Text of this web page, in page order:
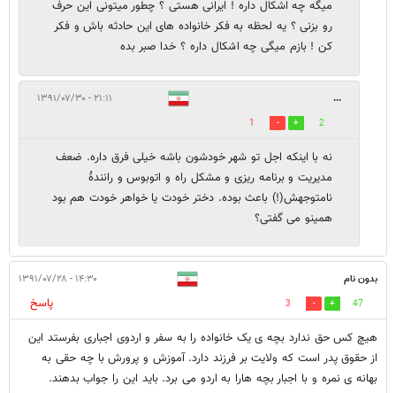
میگه چه اشکال داره ! ایرانی هستی ؟ چطور میتونی این حرف
رو بزنی ؟ یه لحظه به فکر خانواده های این حادثه باش و فکر
کن ! بازم میگی چه اشکال داره ؟ خدا صبر بده
... ۲۱:۱۱ - ۱۳۹۱/۰۷/۳۰
2
1
نه با اینکه اجل تو شهر خودشون باشه خیلی فرق داره. ضعف
مدیریت و برنامه ریزی و مشکل راه و اتوبوس و رانندۀ
نامتوجهش(!) باعث بوده. دختر خودت یا خواهر خودت هم بود
همینو می گفتی؟
بدون نام ۱۴:۳۰ - ۱۳۹۱/۰۷/۲۸
47
3
پاسخ
هیچ کس حق ندارد بچه ی یک خانواده را به سفر و اردوی اجباری بفرستد این
از حقوق پدر است که ولایت بر فرزند دارد. آموزش و پرورش با چه حقی به
بهانه ی نمره و با اجبار بچه هارا به اردو می برد. باید این را جواب بدهند.